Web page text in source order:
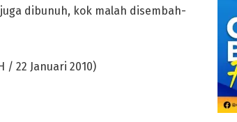
dibunuh, kok malah disembah-
/ 22 Januari 2010)